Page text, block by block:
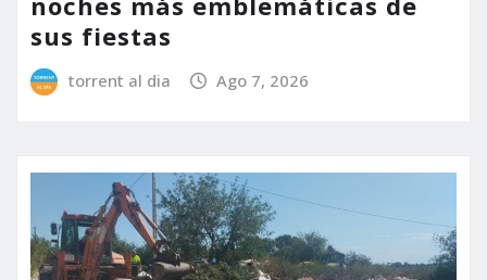
sus fiestas
torrent al dia Ago 7, 2026